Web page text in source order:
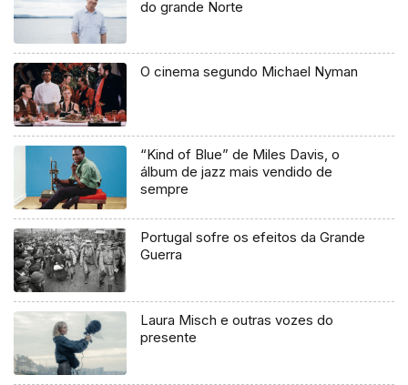
do grande Norte
O cinema segundo Michael Nyman
“Kind of Blue” de Miles Davis, o
álbum de jazz mais vendido de
sempre
Portugal sofre os efeitos da Grande
Guerra
Laura Misch e outras vozes do
presente